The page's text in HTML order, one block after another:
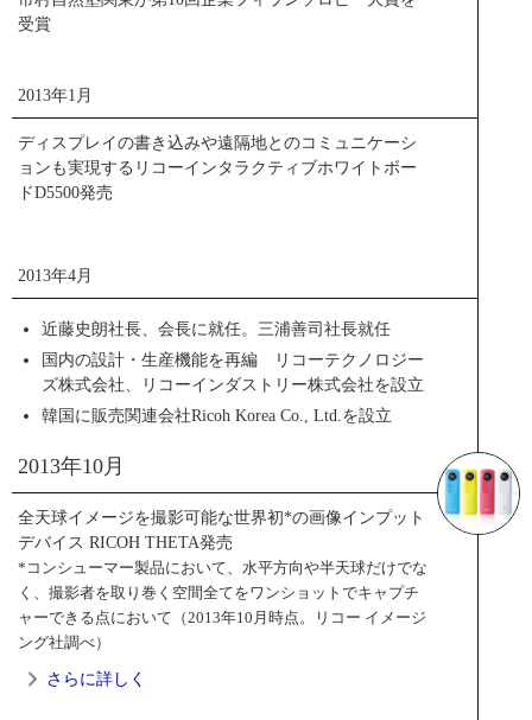
受賞
2013年1月
ディスプレイの書き込みや遠隔地とのコミュニケーシ
ョンも実現するリコーインタラクティブホワイトボー
ドD5500発売
2013年4月
近藤史朗社長、会長に就任。三浦善司社長就任
国内の設計・生産機能を再編 リコーテクノロジー
ズ株式会社、リコーインダストリー株式会社を設立
韓国に販売関連会社Ricoh Korea Co., Ltd.を設立
2013年10月
全天球イメージを撮影可能な世界初*の画像インプット
デバイス RICOH THETA発売
*コンシューマー製品において、水平方向や半天球だけでな
く、撮影者を取り巻く空間全てをワンショットでキャプチ
ャーできる点において（2013年10月時点。リコー イメージ
ング社調べ）
さらに詳しく